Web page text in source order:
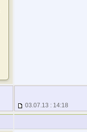
03.07.13 : 14:18